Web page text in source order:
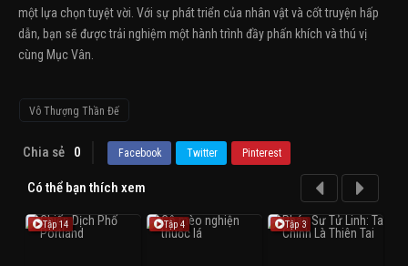
một lựa chọn tuyệt vời. Với sự phát triển của nhân vật và cốt truyện hấp
dẫn, bạn sẽ được trải nghiệm một hành trình đầy phấn khích và thú vị
cùng Mục Vân.
Vô Thượng Thần Đế
Chia sẻ 0 Facebook Twitter Pinterest
Có thể bạn thích xem
Tập 14 Tập 4 Tập 3